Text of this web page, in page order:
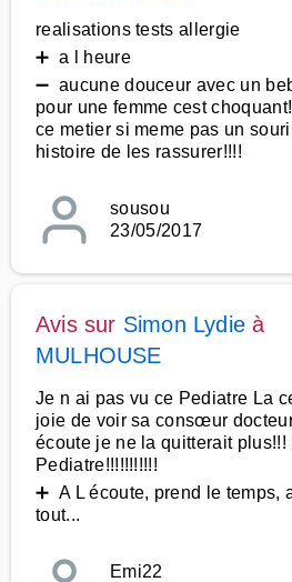
realisations tests allergie
➕ a l heure
➖ aucune douceur avec un
pour une femme cest
ce metier si meme pas un
histoire de les rassurer!!!!
sousou
23/05/2017
Avis sur Simon Lydie à
MULHOUSE
Je n ai pas vu ce Pediatre La
joie de voir sa consœur
écoute je ne la quitterait plus!!!
Pediatre!!!!!!!!!!!
➕ A L écoute, prend le temps,
tout...
Emi22